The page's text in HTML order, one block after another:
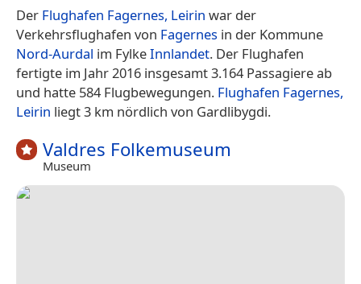
Der Flughafen Fagernes, Leirin war der
Verkehrsflughafen von Fagernes in der Kommune
Nord-Aurdal im FylkeInnlandet. Der Flughafen
fertigte im Jahr 2016 insgesamt 3.164 Passagiere ab
und hatte 584 Flugbewegungen. Flughafen Fagernes,
Leirin liegt 3 km nördlich von Gardlibygdi.
Valdres Folkemuseum
Museum